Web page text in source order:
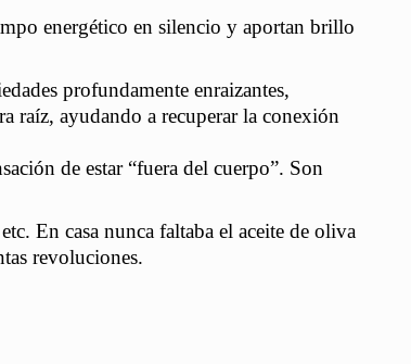
energético en silencio y aportan brillo
profundamente enraizantes,
raíz, ayudando a recuperar la conexión
de estar “fuera del cuerpo”. Son
En casa nunca faltaba el aceite de oliva
revoluciones.